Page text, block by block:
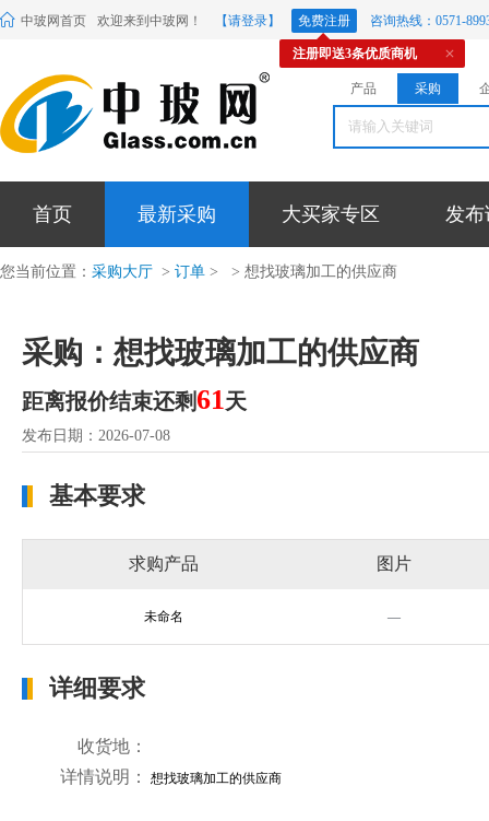
中玻网首页 欢迎来到中玻网！ 【请登录】 免费注册 咨询热线：0571-
注册即送3条优质商机
产品 采购
首页 最新采购 大买家专区 发布
您当前位置： 采购大厅 > 订单 > > 想找玻璃加工的供应商
采购：想找玻璃加工的供应商
距离报价结束还剩61天
发布日期：2026-07-08
基本要求
求购产品 图片
未命名 —
详细要求
收货地：
详情说明：
想找玻璃加工的供应商